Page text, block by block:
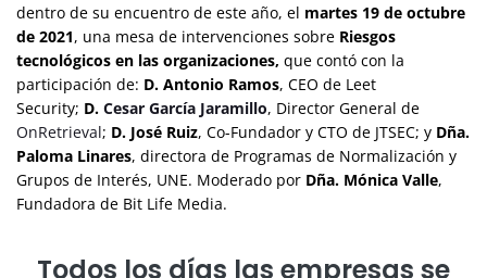
dentro de su encuentro de este año, el martes 19 de octubre
de 2021, una mesa de intervenciones sobre Riesgos
tecnológicos en las organizaciones, que contó con la
participación de: D. Antonio Ramos, CEO de Leet
Security; D. Cesar García Jaramillo, Director General de
OnRetrieval; D. José Ruiz, Co-Fundador y CTO de JTSEC; y Dña.
Paloma Linares, directora de Programas de Normalización y
Grupos de Interés, UNE. Moderado por Dña. Mónica Valle,
Fundadora de Bit Life Media.
Todos los días las empresas se